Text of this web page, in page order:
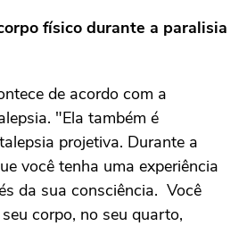
físico durante a paralisia
de acordo com a
"Ela também é
projetiva. Durante a
você tenha uma experiência
da sua consciência. Você
corpo, no seu quarto,